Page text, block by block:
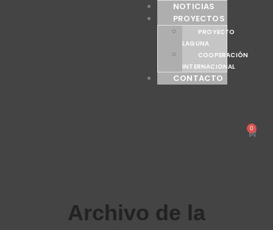
NOTICIAS
PROYECTOS
PROYECTO
LAGUNA
COOPERACIÓN
INTERNACIONAL
CONTACTO
0
Archivo de la